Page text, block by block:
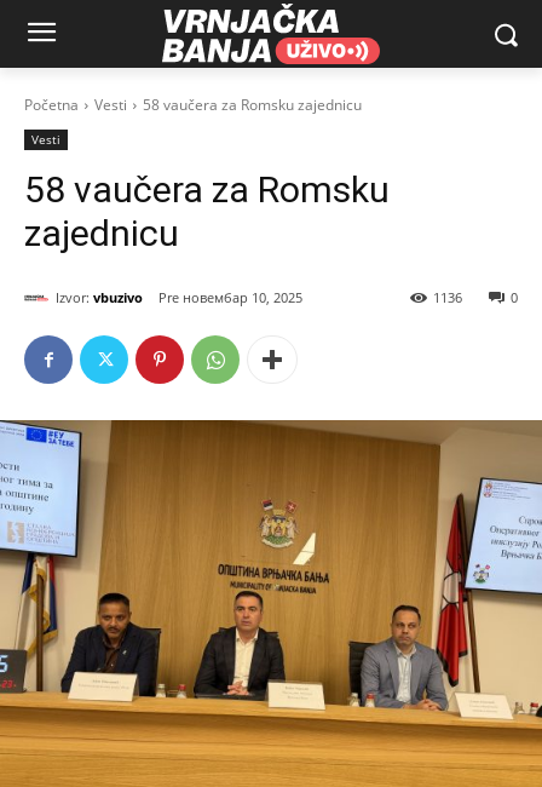
Početna Vesti 58 vaučera za Romsku zajednicu
Vesti
58 vaučera za Romsku
zajednicu
Izvor: vbuzivo новембар 10, 2025 0
1136